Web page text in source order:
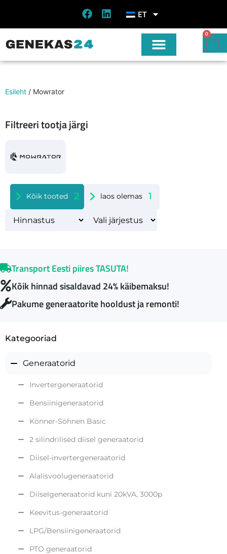
ET
0
Esileht / Mowrator
Filtreeri tootja järgi
Kõik tooted 2 laos olemas 1
Transport Eesti piires TASUTA!
Kõik hinnad sisaldavad 24% käibemaksu!
Pakume generaatorite hooldust ja remonti!
Kategooriad
Generaatorid
Invertergeneraatorid
Bensiinigeneraatorid
Könner-Söhnen Basic
2 silindrilised diisel generaatorid
Diisel-invertergeneraatorid
Alalisvoolugeneraatorid
Diiselgeneraatorid kuni 20kVA, 3000p
Keevitus-generaatorid
LPG/Bensiinigeneraatorid
PTO generaatorid